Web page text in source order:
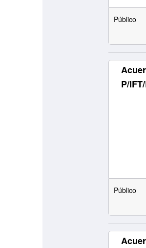
Público
P/
Público